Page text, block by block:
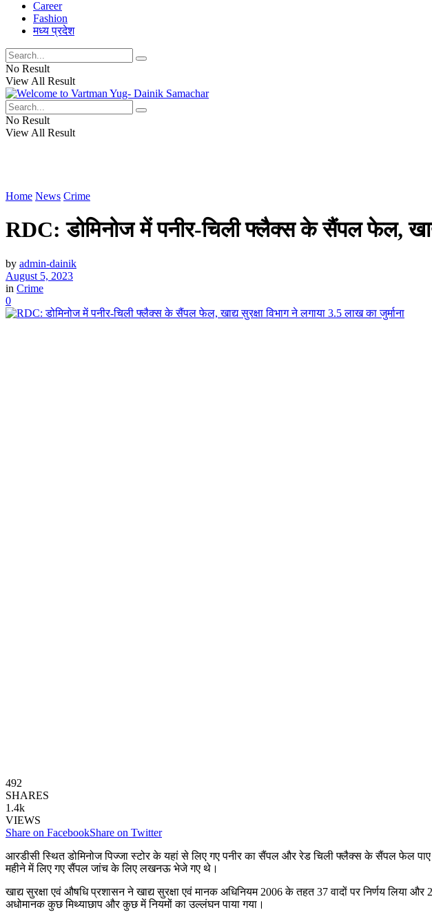
Career
Fashion
मध्य प्रदेश
No Result
View All Result
No Result
View All Result
Home News Crime
RDC: डोमिनोज में पनीर-चिली फ्लैक्स के सैंपल फेल,
by admin-dainik
August 5, 2023
in Crime
0
492
SHARES
1.4k
VIEWS
Share on FacebookShare on Twitter
आरडीसी स्थित डोमिनोज पिज्जा स्टोर के यहां से लिए गए पनीर का सैंपल और रेड चिली फ्लैक्स के सैंपल फेल
महीने में लिए गए सैंपल जांच के लिए लखनऊ भेजे गए थे।
खाद्य सुरक्षा एवं औषधि प्रशासन ने खाद्य सुरक्षा एवं मानक अधिनियम 2006 के तहत 37 वादों पर निर्णय
अधोमानक कुछ मिथ्याछाप और कुछ में नियमों का उल्लंघन पाया गया।